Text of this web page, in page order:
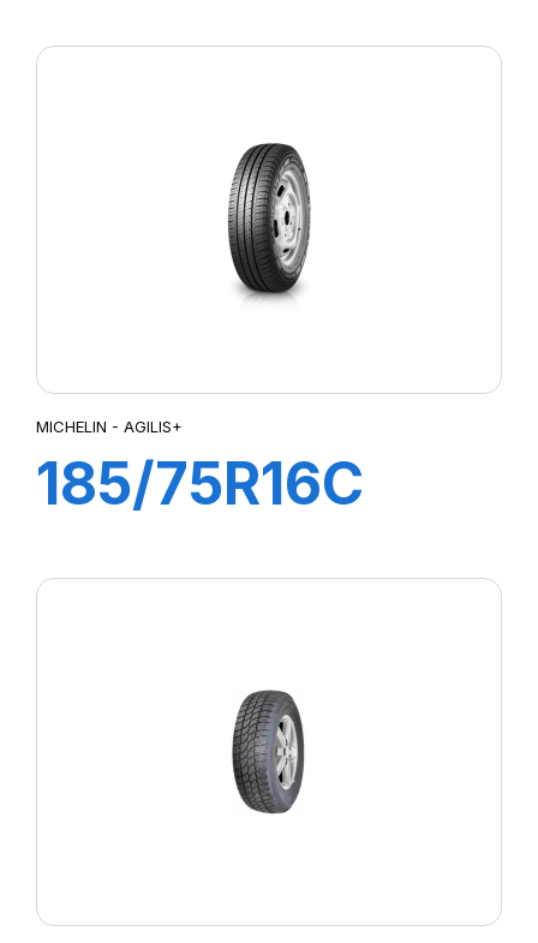
MICHELIN - AGILIS+
185/75R16C